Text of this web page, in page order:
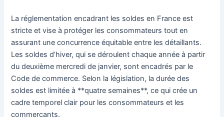
La réglementation encadrant les soldes en France est
stricte et vise à protéger les consommateurs tout en
assurant une concurrence équitable entre les détaillants.
Les soldes d’hiver, qui se déroulent chaque année à partir
du deuxième mercredi de janvier, sont encadrés par le
Code de commerce. Selon la législation, la durée des
soldes est limitée à **quatre semaines**, ce qui crée un
cadre temporel clair pour les consommateurs et les
commerçants.